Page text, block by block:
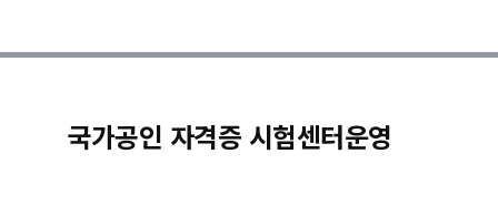
국가공인 자격증 시험센터운영